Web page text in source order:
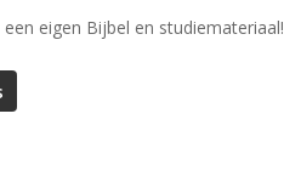
een eigen Bijbel en studiemateriaal!